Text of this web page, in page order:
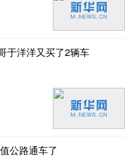
于洋洋又买了2辆车
公路通车了